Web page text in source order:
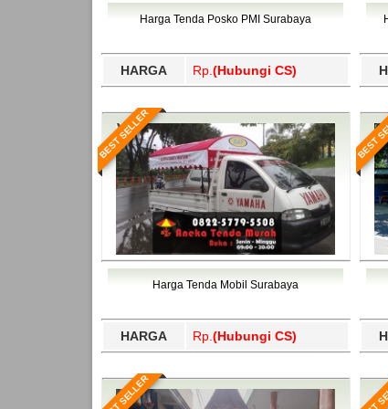
Bawang Barat, Tulangbawang,
Harga Tenda Posko PMI Surabaya
HARGA Rp. (Hubungi CS)
BEST SELLER
Harga Tenda Mobil Surabaya
HARGA Rp. (Hubungi CS)
BEST